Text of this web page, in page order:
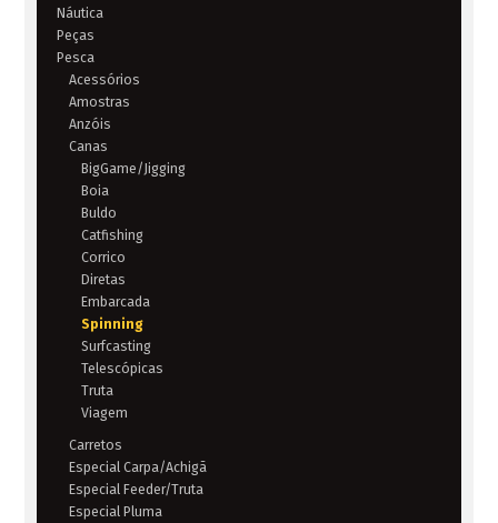
Náutica
Peças
Pesca
Acessórios
Amostras
Anzóis
Canas
BigGame/Jigging
Boia
Buldo
Catfishing
Corrico
Diretas
Embarcada
Spinning
Surfcasting
Telescópicas
Truta
Viagem
Carretos
Especial Carpa/Achigã
Especial Feeder/Truta
Especial Pluma